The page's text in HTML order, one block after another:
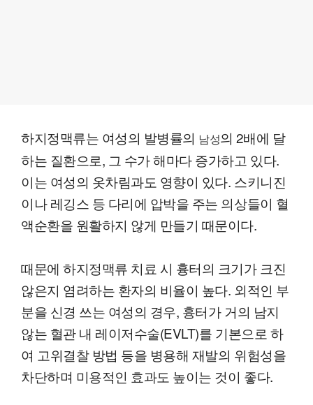
하지정맥류는 여성의 발병률의 남성의 2배에 달
하는 질환으로, 그 수가 해마다 증가하고 있다.
이는 여성의 옷차림과도 영향이 있다. 스키니진
이나 레깅스 등 다리에 압박을 주는 의상들이 혈
액순환을 원활하지 않게 만들기 때문이다.
때문에 하지정맥류 치료 시 흉터의 크기가 크진
않은지 염려하는 환자의 비율이 높다. 외적인 부
분을 신경 쓰는 여성의 경우, 흉터가 거의 남지
않는 혈관 내 레이저수술(EVLT)를 기본으로 하
여 고위결찰 방법 등을 병용해 재발의 위험성을
차단하며 미용적인 효과도 높이는 것이 좋다.